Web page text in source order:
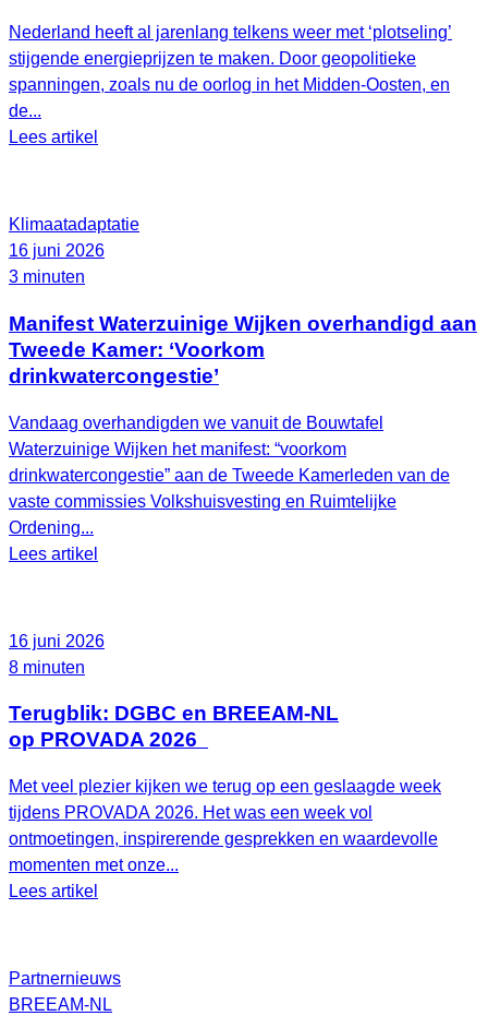
Nederland heeft al jarenlang telkens weer met ‘plotseling’
stijgende energieprijzen te maken. Door geopolitieke
spanningen, zoals nu de oorlog in het Midden-Oosten, en
de...
Lees artikel
Klimaatadaptatie
16 juni 2026
3 minuten
Manifest Waterzuinige Wijken overhandigd aan
Tweede Kamer: ‘Voorkom
drinkwatercongestie’
Vandaag overhandigden we vanuit de Bouwtafel
Waterzuinige Wijken het manifest: “voorkom
drinkwatercongestie” aan de Tweede Kamerleden van de
vaste commissies Volkshuisvesting en Ruimtelijke
Ordening...
Lees artikel
16 juni 2026
8 minuten
Terugblik: DGBC en BREEAM-NL
op PROVADA 2026
Met veel plezier kijken we terug op een geslaagde week
tijdens PROVADA 2026. Het was een week vol
ontmoetingen, inspirerende gesprekken en waardevolle
momenten met onze...
Lees artikel
Partnernieuws
BREEAM-NL